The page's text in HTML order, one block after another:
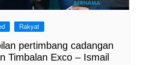
Rakyat
pertimbang cadangan
Timbalan Exco – Ismail